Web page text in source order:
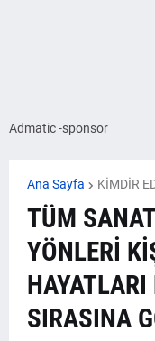
Admatic -sponsor
Ana Sayfa KİMDİR
TÜM
YÖNLERİ
SIRASINA